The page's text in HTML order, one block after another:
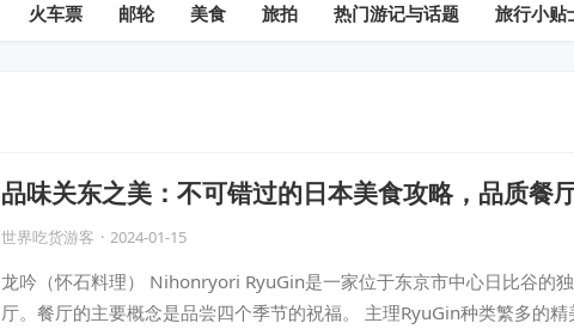
火车票 邮轮 美食 旅拍 热门游记与话题 旅行小贴
品味关东之美：不可错过的日本美食攻略，品质餐
览
世界吃货游客 · 2024-01-15
龙吟（怀石料理） Nihonryori RyuGin是一家位于东京市中心日比谷的
厅。餐厅的主要概念是品尝四个季节的祝福。 主理RyuGin种类繁多的精